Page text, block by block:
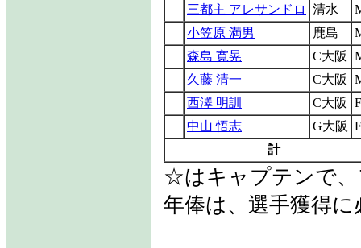
三都主 アレサンドロ
清水
小笠原 満男
鹿島
森島 寛晃
C大阪
久藤 清一
C大阪
西澤 明訓
C大阪
中山 悟志
G大阪
計
☆はキャプテンで
年俸は、選手獲得